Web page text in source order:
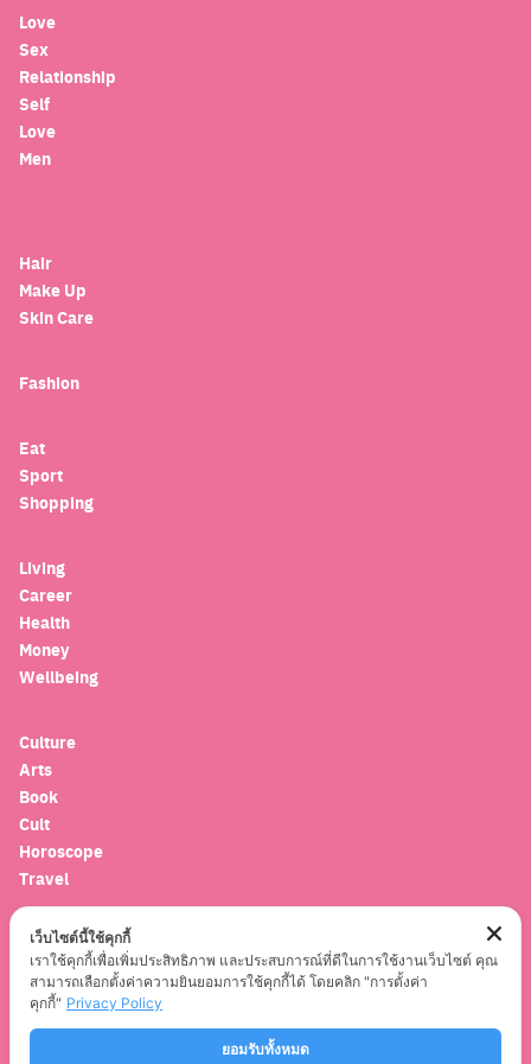
Love
Sex
Relationship
Self
Love
Men
Hair
Make Up
Skin Care
Fashion
Eat
Sport
Shopping
Living
Career
Health
Money
Wellbeing
Culture
Arts
Book
Cult
Horoscope
Travel
Entertainment
Celebrity
Movies
Musics
เว็บไซต์นี้ใช้คุกกี้
เราใช้คุกกี้เพื่อเพิ่มประสิทธิภาพ และประสบการณ์ที่ดีในการใช้งานเว็บไซต์ คุณ
สามารถเลือกตั้งค่าความยินยอมการใช้คุกกี้ได้ โดยคลิก "การตั้งค่า
คุกกี้" Privacy Policy
ยอมรับทั้งหมด